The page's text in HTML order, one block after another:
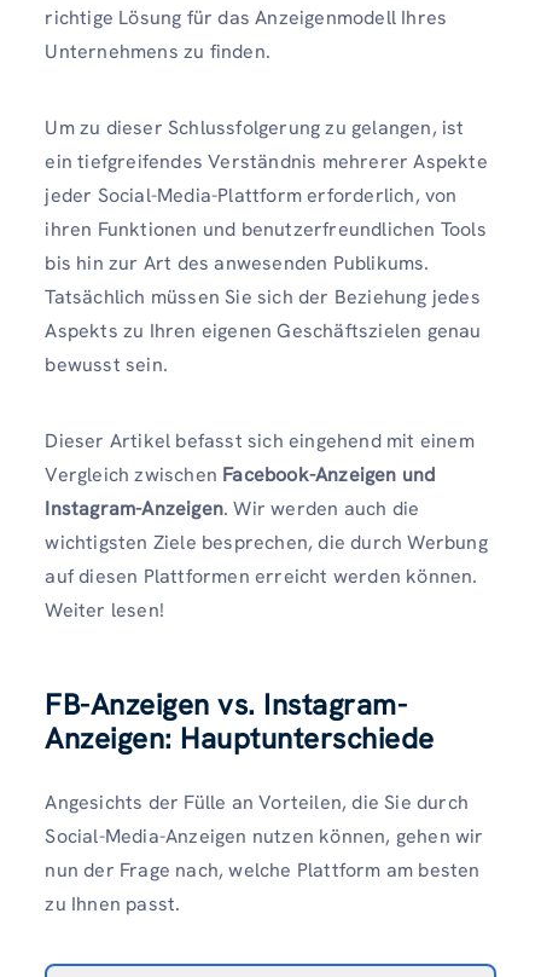
richtige Lösung für das Anzeigenmodell Ihres
Unternehmens zu finden.
Um zu dieser Schlussfolgerung zu gelangen, ist
ein tiefgreifendes Verständnis mehrerer Aspekte
jeder Social-Media-Plattform erforderlich, von
ihren Funktionen und benutzerfreundlichen Tools
bis hin zur Art des anwesenden Publikums.
Tatsächlich müssen Sie sich der Beziehung jedes
Aspekts zu Ihren eigenen Geschäftszielen genau
bewusst sein.
Dieser Artikel befasst sich eingehend mit einem
Vergleich zwischen Facebook-Anzeigen und
Instagram-Anzeigen. Wir werden auch die
wichtigsten Ziele besprechen, die durch Werbung
auf diesen Plattformen erreicht werden können.
Weiter lesen!
FB-Anzeigen vs. Instagram-
Anzeigen: Hauptunterschiede
Angesichts der Fülle an Vorteilen, die Sie durch
Social-Media-Anzeigen nutzen können, gehen wir
nun der Frage nach, welche Plattform am besten
zu Ihnen passt.